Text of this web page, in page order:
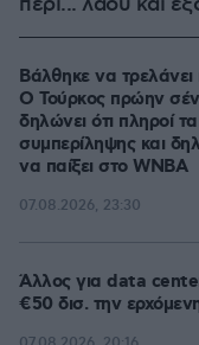
Βάλθηκε να
Ο Τούρκος πρώην
δηλώνει ότι πληροί τα
συμπερίληψης και
να παίξει στο WNBA
07.08.2026, 23:30
Άλλος για data
€50 δισ. την